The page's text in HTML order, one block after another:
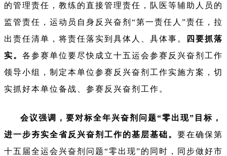
的管理责任，教练的直接管理责任，队医等辅助人员的
监管责任，运动员自身反兴奋剂“第一责任人”责任，拉
出责任清单，将责任落实到具体人、具体事。
四要抓落
实。 各参赛单位要尽快成立十五运会参赛反兴奋剂工作
领导小组，制定本单位参赛反兴奋剂工作实施方案，切
实抓好本单位备战、参赛反兴奋剂工作。
会议强调，要对标全年兴奋剂问题“零出现”目标，
进一步夯实全省反兴奋剂工作的基层基础。 要在确保第
十五届全运会兴奋剂问题“零出现”的同时，同步做好市